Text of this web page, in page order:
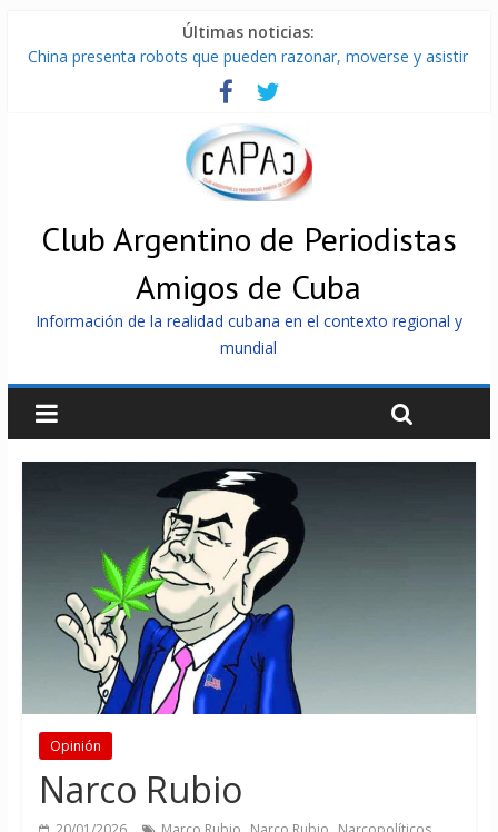
Últimas noticias:
China presenta robots que pueden razonar, moverse y asistir
Nuevas sanciones de EEUU contra Cuba apuntan a la
cooperación militar con Rusia y China
Brutal represión contra los que marchan para que no se
Distribuyen en Cuba Equipos fotovoltaicos recibidos desde
Argentina
Milei firmó memorándum con EE.UU sin informarlo
Club Argentino de Periodistas
Amigos de Cuba
Información de la realidad cubana en el contexto regional y
mundial
Opinión
Narco Rubio